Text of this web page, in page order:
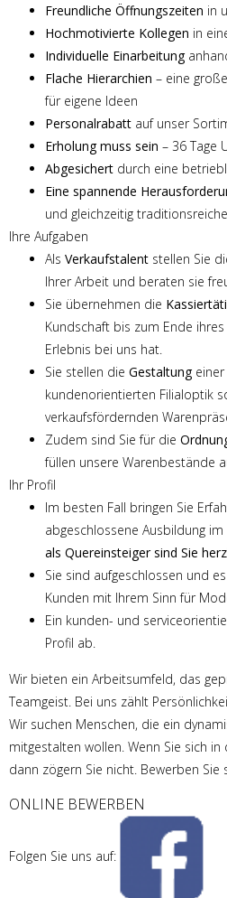
Freundliche Öffnungszeiten in
Hochmotivierte Kollegen in
Individuelle Einarbeitung
Flache Hierarchien – eine
für eigene Ideen
Personalrabatt auf unser
Erholung muss sein – 36 Tage
Abgesichert durch eine
Eine spannende
und gleichzeitig
Ihre Aufgaben
Als Verkaufstalent stellen Sie
Ihrer Arbeit und beraten sie
Sie übernehmen die
Kundschaft bis zum Ende
Erlebnis bei uns hat.
Sie stellen die Gestaltungeiner
kundenorientierten Filialoptik
verkaufsfördernden
Zudem sind Sie für die
füllen unsere Warenbestände
Ihr Profil
Im besten Fall bringen Sie
abgeschlossene Ausbildung
als Quereinsteiger sind Sie
Sie sind aufgeschlossen und
Kunden mit Ihrem Sinn für
Ein kunden- und
Profil ab.
Wir bieten ein Arbeitsumfeld, das
Teamgeist. Bei uns zählt
Wir suchen Menschen, die ein
mitgestalten wollen. Wenn Sie sich
dann zögern Sie nicht. Bewerben Sie
ONLINE BEWERBEN
Folgen Sie uns auf: